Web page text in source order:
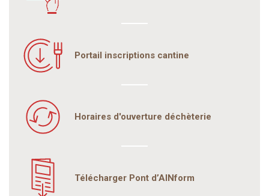
Portail inscriptions cantine
Horaires d'ouverture déchèterie
Télécharger Pont d’AINform